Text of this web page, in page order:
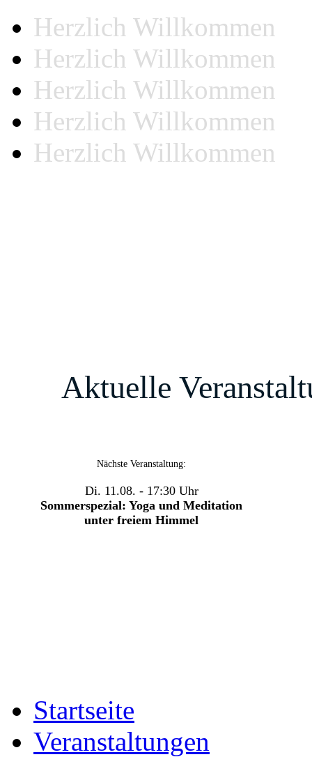
Herzlich Willkommen
Herzlich Willkommen
Herzlich Willkommen
Herzlich Willkommen
Herzlich Willkommen
Aktuelle
Nächste Veranstaltung:
Di. 11.08. - 17:30 Uhr
Sommerspezial: Yoga und Meditation
unter freiem Himmel
Startseite
Veranstaltungen